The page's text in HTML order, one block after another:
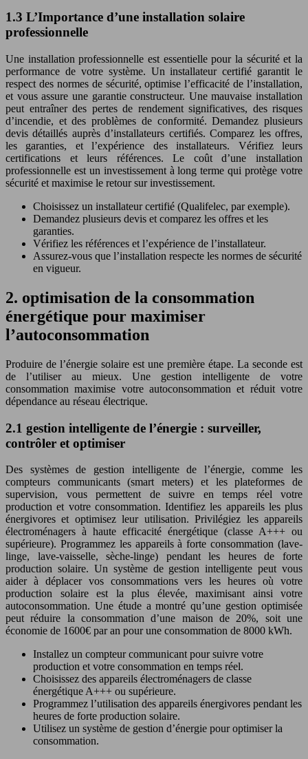
1.3 L’Importance d’une installation solaire
professionnelle
Une installation professionnelle est essentielle pour la sécurité et la
performance de votre système. Un installateur certifié garantit le
respect des normes de sécurité, optimise l’efficacité de l’installation,
et vous assure une garantie constructeur. Une mauvaise installation
peut entraîner des pertes de rendement significatives, des risques
d’incendie, et des problèmes de conformité. Demandez plusieurs
devis détaillés auprès d’installateurs certifiés. Comparez les offres,
les garanties, et l’expérience des installateurs. Vérifiez leurs
certifications et leurs références. Le coût d’une installation
professionnelle est un investissement à long terme qui protège votre
sécurité et maximise le retour sur investissement.
Choisissez un installateur certifié (Qualifelec, par exemple).
Demandez plusieurs devis et comparez les offres et les
garanties.
Vérifiez les références et l’expérience de l’installateur.
Assurez-vous que l’installation respecte les normes de sécurité
en vigueur.
2. optimisation de la consommation
énergétique pour maximiser
l’autoconsommation
Produire de l’énergie solaire est une première étape. La seconde est
de l’utiliser au mieux. Une gestion intelligente de votre
consommation maximise votre autoconsommation et réduit votre
dépendance au réseau électrique.
2.1 gestion intelligente de l’énergie : surveiller,
contrôler et optimiser
Des systèmes de gestion intelligente de l’énergie, comme les
compteurs communicants (smart meters) et les plateformes de
supervision, vous permettent de suivre en temps réel votre
production et votre consommation. Identifiez les appareils les plus
énergivores et optimisez leur utilisation. Privilégiez les appareils
électroménagers à haute efficacité énergétique (classe A+++ ou
supérieure). Programmez les appareils à forte consommation (lave-
linge, lave-vaisselle, sèche-linge) pendant les heures de forte
production solaire. Un système de gestion intelligente peut vous
aider à déplacer vos consommations vers les heures où votre
production solaire est la plus élevée, maximisant ainsi votre
autoconsommation. Une étude a montré qu’une gestion optimisée
peut réduire la consommation d’une maison de 20%, soit une
économie de 1600€ par an pour une consommation de 8000 kWh.
Installez un compteur communicant pour suivre votre
production et votre consommation en temps réel.
Choisissez des appareils électroménagers de classe
énergétique A+++ ou supérieure.
Programmez l’utilisation des appareils énergivores pendant les
heures de forte production solaire.
Utilisez un système de gestion d’énergie pour optimiser la
consommation.